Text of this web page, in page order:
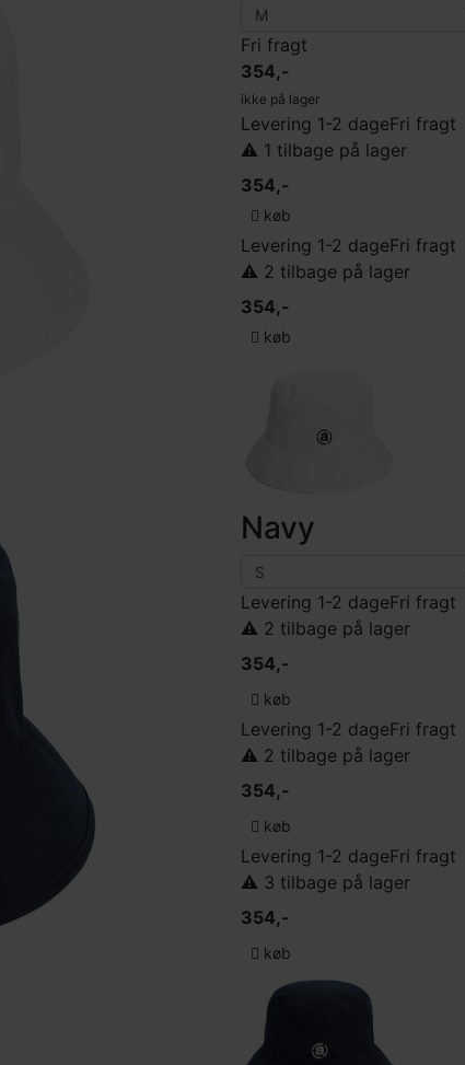
Fri fragt
354,-
ikke på lager
Levering 1-2 dageFri fragt
⚠️ 1 tilbage på lager
354,-
køb
Levering 1-2 dageFri fragt
⚠️ 2 tilbage på lager
354,-
køb
Navy
Levering 1-2 dageFri fragt
⚠️ 2 tilbage på lager
354,-
køb
Levering 1-2 dageFri fragt
⚠️ 2 tilbage på lager
354,-
køb
Levering 1-2 dageFri fragt
⚠️ 3 tilbage på lager
354,-
køb